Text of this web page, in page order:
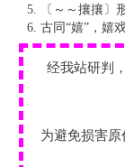
〔～～攘攘〕
古同“嬉”，嬉戏
经我站研判
为避免损害